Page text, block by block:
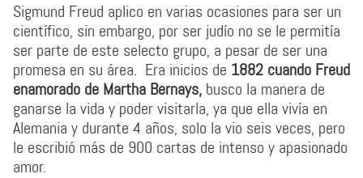
Sigmund Freud aplico en varias ocasiones para ser un
científico, sin embargo, por ser judío no se le permitía
ser parte de este selecto grupo, a pesar de ser una
promesa en su área. Era inicios de 1882 cuando Freud
enamorado de Martha Bernays, busco la manera de
ganarse la vida y poder visitarla, ya que ella vivía en
Alemania y durante 4 años, solo la vio seis veces, pero
le escribió más de 900 cartas de intenso y apasionado
amor.